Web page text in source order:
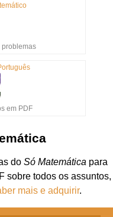
problemas
em PDF
do Só Matemática para
sobre todos os assuntos,
mais e adquirir.